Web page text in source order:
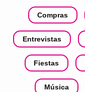
Compras
Entrevistas
Fiestas
Música